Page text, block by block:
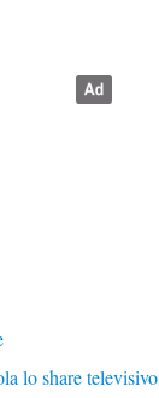
lo share televisivo